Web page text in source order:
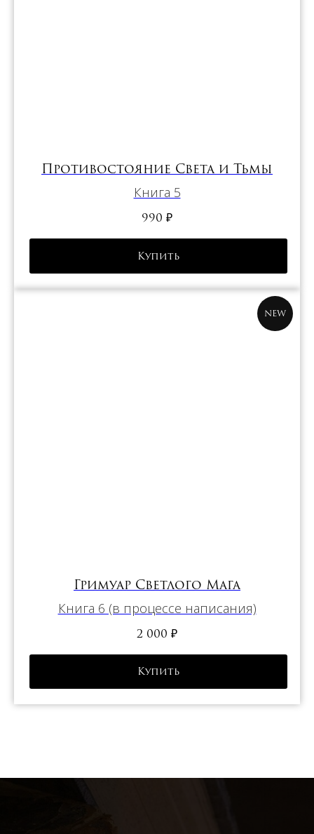
Противостояние Света и Тьмы
Книга 5
990 ₽
Купить
NEW
Гримуар Светлого Мага
Книга 6 (в процессе написания)
2 000 ₽
Купить